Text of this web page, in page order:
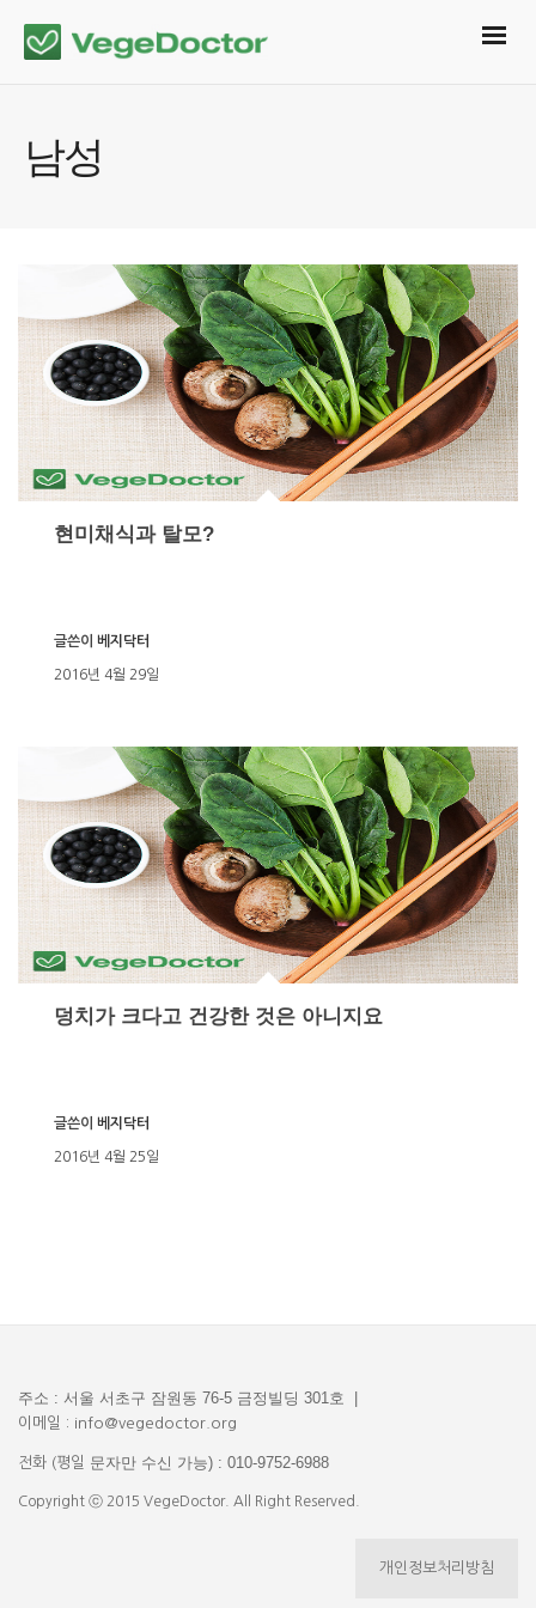
남성
현미채식과 탈모?
2016년 4월 29일
글쓴이 베지닥터
덩치가 크다고 건강한 것은 아니지요
2016년 4월 25일
글쓴이 베지닥터
주소 : 서울 서초구 잠원동 76-5 금정빌딩 301호 |
이메일 : info@vegedoctor.org
전화 (평일 문자만 수신 가능) : 010-9752-6988
Copyright ⓒ 2015 VegeDoctor. All Right Reserved.
개인정보처리방침